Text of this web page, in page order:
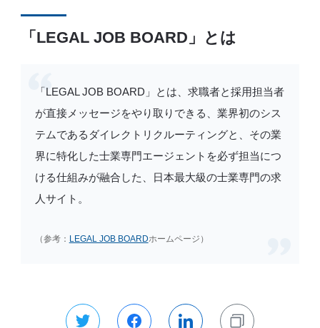
「LEGAL JOB BOARD」とは
「LEGAL JOB BOARD」とは、求職者と採用担当者
が直接メッセージをやり取りできる、業界初のシス
テムであるダイレクトリクルーティングと、その業
界に特化した士業専門エージェントを必ず担当につ
ける仕組みが融合した、日本最大級の士業専門の求
人サイト。
（参考： LEGAL JOB BOARDホームページ）